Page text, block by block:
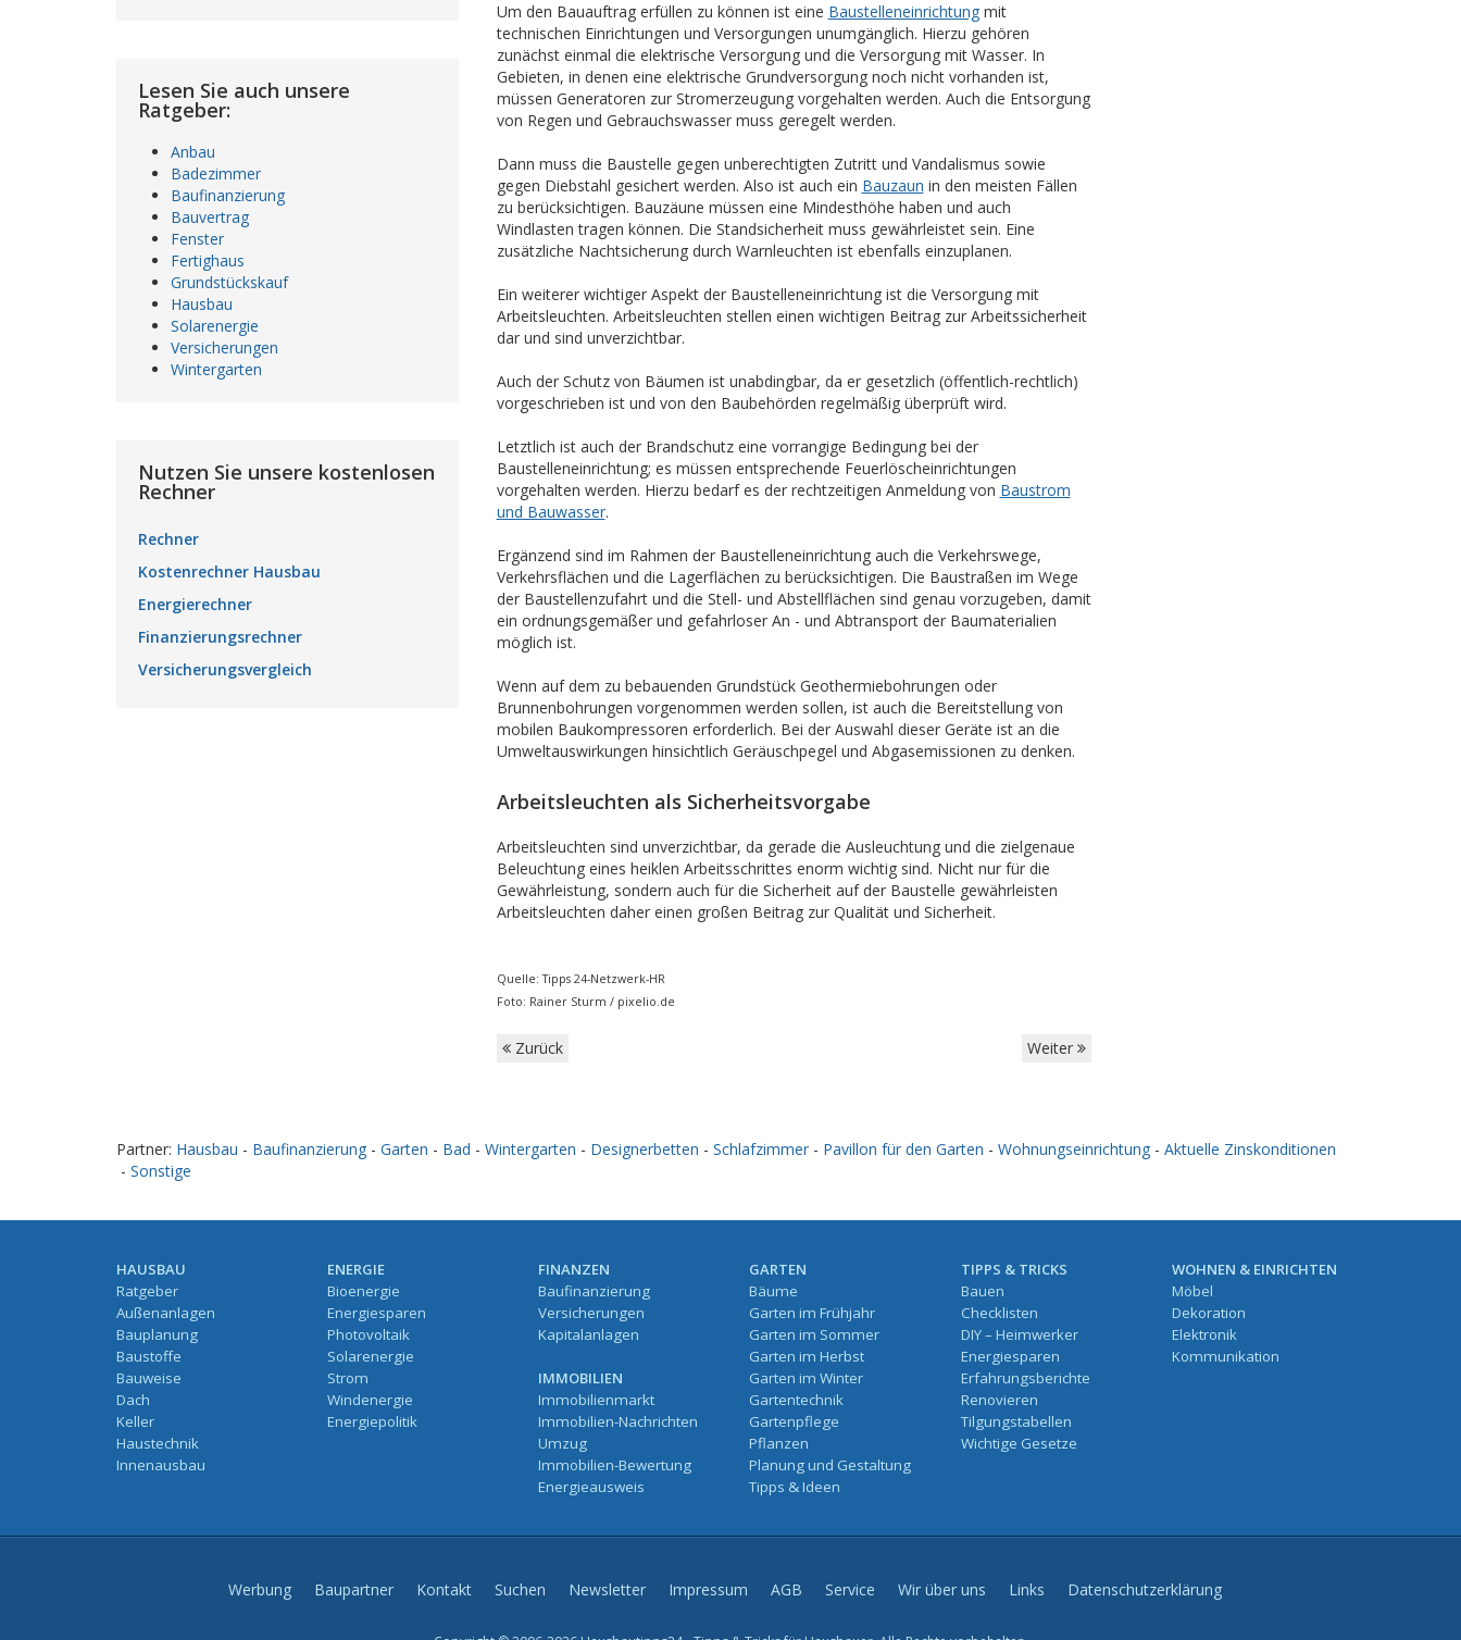
Um den Bauauftrag erfüllen zu können ist eine Baustelleneinrichtungmit
technischen Einrichtungen und Versorgungen unumgänglich. Hierzu gehören
zunächst einmal die elektrische Versorgung und die Versorgung mit Wasser. In
Gebieten, in denen eine elektrische Grundversorgung noch nicht vorhanden ist,
müssen Generatoren zur Stromerzeugung vorgehalten werden. Auch die Entsorgung
von Regen und Gebrauchswasser muss geregelt werden.
Dann muss die Baustelle gegen unberechtigten Zutritt und Vandalismus sowie
gegen Diebstahl gesichert werden. Also ist auch ein Bauzaun in den meisten Fällen
zu berücksichtigen. Bauzäune müssen eine Mindesthöhe haben und auch
Windlasten tragen können. Die Standsicherheit muss gewährleistet sein. Eine
zusätzliche Nachtsicherung durch Warnleuchten ist ebenfalls einzuplanen.
Ein weiterer wichtiger Aspekt der Baustelleneinrichtung ist die Versorgung mit
Arbeitsleuchten. Arbeitsleuchten stellen einen wichtigen Beitrag zur Arbeitssicherheit
dar und sind unverzichtbar.
Auch der Schutz von Bäumen ist unabdingbar, da er gesetzlich (öffentlich-rechtlich)
vorgeschrieben ist und von den Baubehörden regelmäßig überprüft wird.
Letztlich ist auch der Brandschutz eine vorrangige Bedingung bei der
Baustelleneinrichtung; es müssen entsprechende Feuerlöscheinrichtungen
vorgehalten werden. Hierzu bedarf es der rechtzeitigen Anmeldung von Baustrom
und Bauwasser.
Ergänzend sind im Rahmen der Baustelleneinrichtung auch die Verkehrswege,
Verkehrsflächen und die Lagerflächen zu berücksichtigen. Die Baustraßen im Wege
der Baustellenzufahrt und die Stell- und Abstellflächen sind genau vorzugeben, damit
ein ordnungsgemäßer und gefahrloser An - und Abtransport der Baumaterialien
möglich ist.
Wenn auf dem zu bebauenden Grundstück Geothermiebohrungen oder
Brunnenbohrungen vorgenommen werden sollen, ist auch die Bereitstellung von
mobilen Baukompressoren erforderlich. Bei der Auswahl dieser Geräte ist an die
Umweltauswirkungen hinsichtlich Geräuschpegel und Abgasemissionen zu denken.
Arbeitsleuchten als Sicherheitsvorgabe
Arbeitsleuchten sind unverzichtbar, da gerade die Ausleuchtung und die zielgenaue
Beleuchtung eines heiklen Arbeitsschrittes enorm wichtig sind. Nicht nur für die
Gewährleistung, sondern auch für die Sicherheit auf der Baustelle gewährleisten
Arbeitsleuchten daher einen großen Beitrag zur Qualität und Sicherheit.
Quelle: Tipps 24-Netzwerk-HR
Foto: Rainer Sturm / pixelio.de
Zurück Weiter
Lesen Sie auch unsere
Ratgeber:
Anbau
Badezimmer
Baufinanzierung
Bauvertrag
Fenster
Fertighaus
Grundstückskauf
Hausbau
Solarenergie
Versicherungen
Wintergarten
Nutzen Sie unsere kostenlosen
Rechner
Rechner
Kostenrechner Hausbau
Energierechner
Finanzierungsrechner
Versicherungsvergleich
Partner: Hausbau - Baufinanzierung - Garten - Bad - Wintergarten - Designerbetten - Schlafzimmer - Pavillon für den Garten - Wohnungseinrichtung - Aktuelle Zinskonditionen
- Sonstige
HAUSBAU
Ratgeber
Außenanlagen
Bauplanung
Baustoffe
Bauweise
Dach
Keller
Haustechnik
Innenausbau
ENERGIE
Bioenergie
Energiesparen
Photovoltaik
Solarenergie
Strom
Windenergie
Energiepolitik
FINANZEN
Baufinanzierung
Versicherungen
Kapitalanlagen
IMMOBILIEN
Immobilienmarkt
Immobilien-Nachrichten
Umzug
Immobilien-Bewertung
Energieausweis
GARTEN
Bäume
Garten im Frühjahr
Garten im Sommer
Garten im Herbst
Garten im Winter
Gartentechnik
Gartenpflege
Pflanzen
Planung und Gestaltung
Tipps & Ideen
TIPPS & TRICKS
Bauen
Checklisten
DIY – Heimwerker
Energiesparen
Erfahrungsberichte
Renovieren
Tilgungstabellen
Wichtige Gesetze
WOHNEN & EINRICHTEN
Möbel
Dekoration
Elektronik
Kommunikation
Werbung Baupartner Kontakt Suchen Newsletter Impressum AGB Service Wir über uns Links Datenschutzerklärung